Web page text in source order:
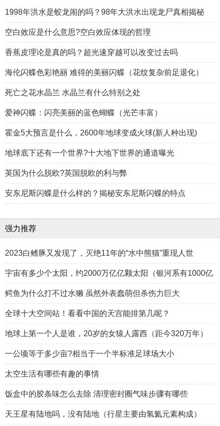
1998年洪水是蛟龙闹的吗？98年大洪水出现龙尸真相揭秘
空白效应是什么意思?空白效应体现的哲理
香蕉皮理论是真的吗？超光速穿越可以改变过去吗
海伦闪蝶色彩艳丽 难得的美丽闪蝶（花纹复杂前足退化）
死亡之花水晶兰 水晶兰有什么特别之处
爱神闪蝶：闪亮美丽的蓝色蝴蝶（光芒丰富）
霍金5大预言是什么，2600年地球变成火球(新人种出现)
地球底下还有一个世界?十大地下世界的通道曝光
英国为什么脱欧?英国脱欧的利与弊
安东尼斯闪蝶是什么样的？揭秘安东尼斯闪蝶的特点
强力推荐
2023白鳍豚又发现了，灭绝11年的“水中熊猫”重现人世
宇宙有多少个太阳，约2000万亿亿颗太阳（银河系有1000亿
鳄鱼为什么打不过水獭 虽然外表蠢萌但杀伤力巨大
全球十大空间站！看看中国的天宫能排第几呢？
地球上第一个人是谁，20岁的女猿人露西（距今320万年）
一公顷等于多少亩?相当于一个半标准足球场大小
太空生活有哪些有趣的事情
饭盒中的胶条味怎么去除 清理密封圈气味步骤有哪些
天王星有陆地吗，没有陆地（行星主要由氢氦元素构成）